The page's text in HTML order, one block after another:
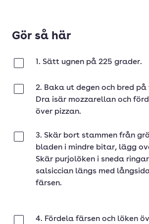
Gör så här
1. Sätt ugnen på 225 grader.
2. Baka ut degen och bred
Dra isär mozzarellan och
över pizzan.
3. Skär bort stammen från
bladen i mindre bitar, lägg
Skär purjolöken i sneda
salsiccian längs med
färsen.
4. Fördela färsen och löken